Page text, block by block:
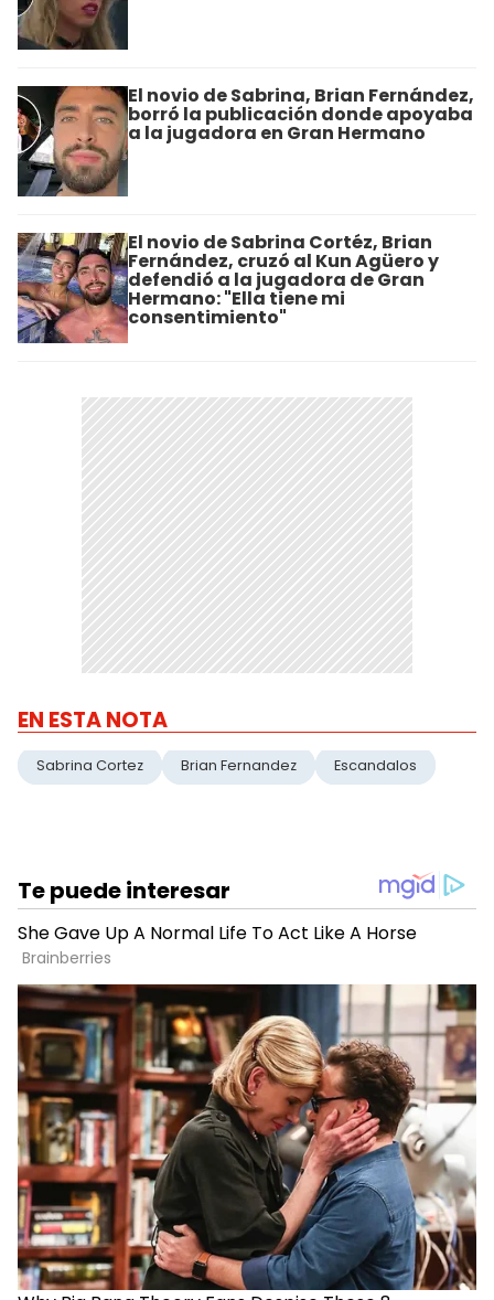
El novio de Sabrina, Brian Fernández,
borró la publicación donde apoyaba
a la jugadora en Gran Hermano
El novio de Sabrina Cortéz, Brian
Fernández, cruzó al Kun Agüero y
defendió a la jugadora de Gran
Hermano: "Ella tiene mi
consentimiento"
EN ESTA NOTA
Sabrina Cortez Brian Fernandez Escandalos